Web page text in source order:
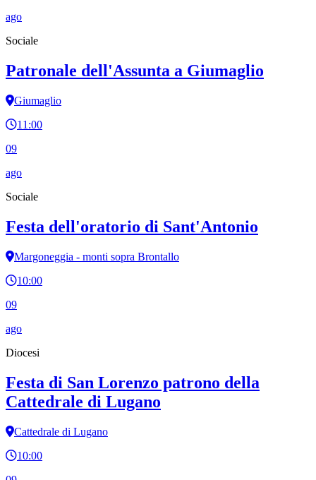
ago
Sociale
Patronale dell'Assunta a Giumaglio
Giumaglio
11:00
09
ago
Sociale
Festa dell'oratorio di Sant'Antonio
Margoneggia - monti sopra Brontallo
10:00
09
ago
Diocesi
Festa di San Lorenzo patrono della
Cattedrale di Lugano
Cattedrale di Lugano
10:00